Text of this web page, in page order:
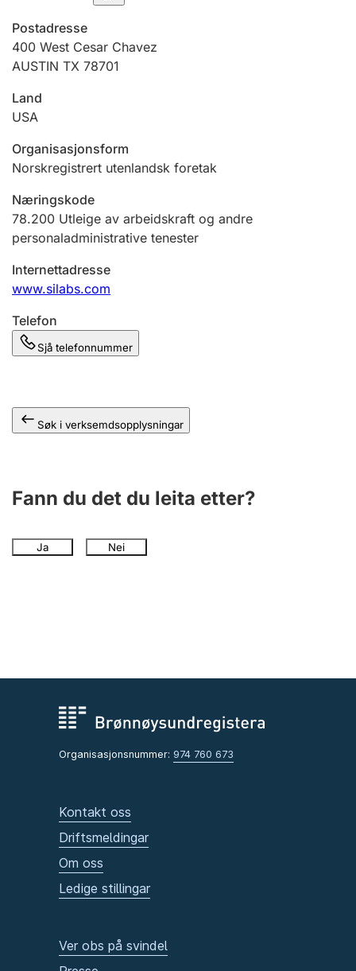
Tinglysing
Jeger
Ektepaktrettleiaren
Andre tema
Postadresse
400 West Cesar Chavez
AUSTIN TX 78701
Land
USA
Organisasjonsform
Norskregistrert utenlandsk foretak
Næringskode
78.200 Utleige av arbeidskraft og andre
personaladministrative tenester
Internettadresse
www.silabs.com
Telefon
Sjå telefonnummer
Søk i verksemdsopplysningar
Fann du det du leita etter?
Ja Nei
Organisasjonsnummer: 974 760 673
Kontakt oss
Driftsmeldingar
Om oss
Ledige stillingar
Ver obs på svindel